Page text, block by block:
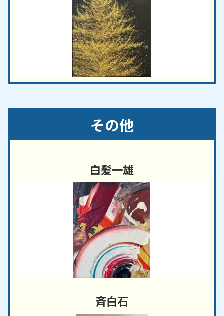
その他
白髪一雄
斉白石